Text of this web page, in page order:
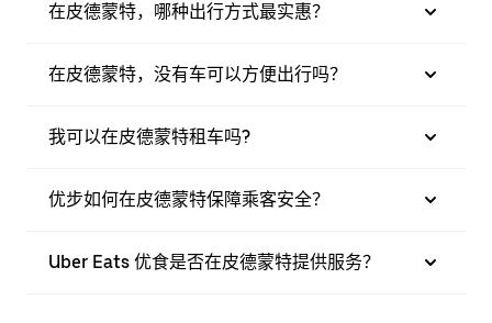
在皮德蒙特，哪种出行方式最实惠？
在皮德蒙特，没有车可以方便出行吗？
我可以在皮德蒙特租车吗?
优步如何在皮德蒙特保障乘客安全？
Uber Eats 优食是否在皮德蒙特提供服务？